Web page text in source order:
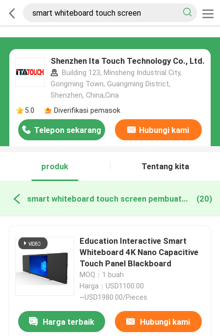
Shenzhen Ita Touch Technology Co., Ltd.
Building 123, Minsheng Industrial City,
Gongming Town, Guangming District,
Shenzhen, China,Cina
5.0
Diverifikasi pemasok
Telepon sekarang Hubungi kami
produk Tentang kita
smart whiteboard touch screen pembuatan online (20)
Education Interactive Smart
Whiteboard 4K Nano Capacitive
Touch Panel Blackboard
MOQ：1 buah
Harga：USD1100.00
~USD1980.00/Pieces
Harga terbaik Hubungi kami